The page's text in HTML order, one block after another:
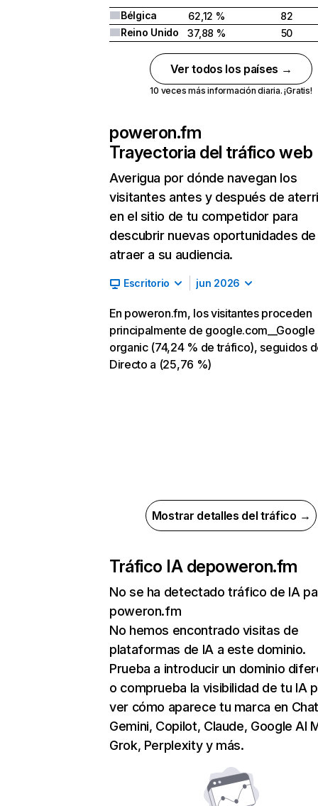
Bélgica 62,12 %
82
Reino Unido
37,88 % 50
Ver todos los países →
10 veces más información diaria. ¡Gratis!
poweron.fm
Trayectoria del tráfico web
Averigua por dónde navegan los
visitantes antes y después de
en el sitio de tu competidor para
descubrir nuevas oportunidades de
atraer a su audiencia.
Escritorio jun 2026
En poweron.fm, los visitantes proceden
principalmente de google.com__Google
organic (74,24 % de tráfico), seguidos
Directo a (25,76 %)
Mostrar detalles del tráfico →
Tráfico IA depoweron.fm
No se ha detectado tráfico de IA
poweron.fm
No hemos encontrado visitas de
plataformas de IA a este dominio.
Prueba a introducir un dominio
o comprueba la visibilidad de tu IA
ver cómo aparece tu marca en
Gemini, Copilot, Claude, Google AI
Grok, Perplexity y más.